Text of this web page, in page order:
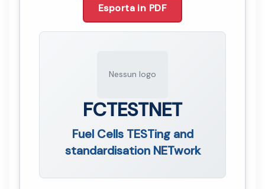
Esporta in PDF
Nessun logo
FCTESTNET
Fuel Cells TESTing and
standardisation NETwork